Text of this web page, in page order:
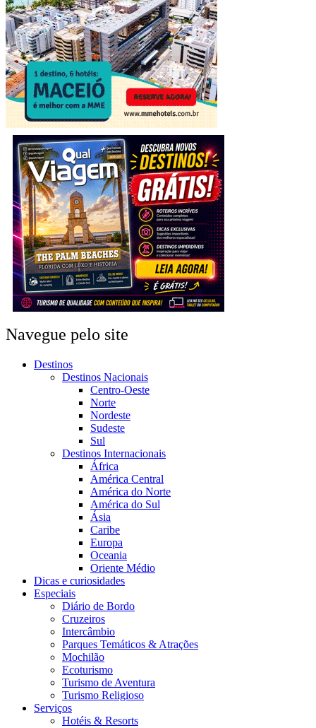
Navegue pelo site
Destinos
Destinos Nacionais
Centro-Oeste
Norte
Nordeste
Sudeste
Sul
Destinos Internacionais
África
América Central
América do Norte
América do Sul
Ásia
Caribe
Europa
Oceania
Oriente Médio
Dicas e curiosidades
Especiais
Diário de Bordo
Cruzeiros
Intercâmbio
Parques Temáticos & Atrações
Mochilão
Ecoturismo
Turismo de Aventura
Turismo Religioso
Serviços
Hotéis & Resorts